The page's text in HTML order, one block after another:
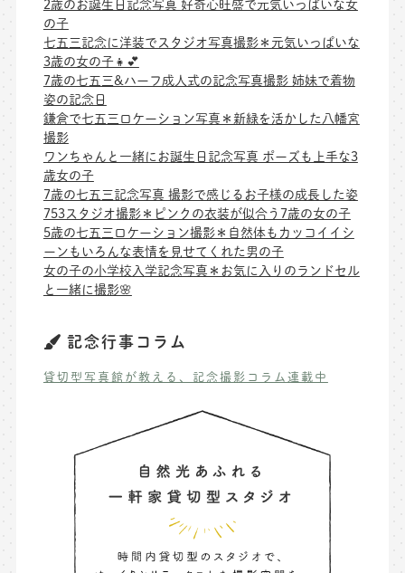
2歳のお誕生日記念写真 好奇心旺盛で元気いっぱいな女
の子
七五三記念に洋装でスタジオ写真撮影＊元気いっぱいな
3歳の女の子👧💕
7歳の七五三&ハーフ成人式の記念写真撮影 姉妹で着物
姿の記念日
鎌倉で七五三ロケーション写真＊新緑を活かした八幡宮
撮影
ワンちゃんと一緒にお誕生日記念写真 ポーズも上手な3
歳女の子
7歳の七五三記念写真 撮影で感じるお子様の成長した姿
753スタジオ撮影＊ピンクの衣装が似合う7歳の女の子
5歳の七五三ロケーション撮影＊自然体もカッコイイシ
ーンもいろんな表情を見せてくれた男の子
女の子の小学校入学記念写真＊お気に入りのランドセル
と一緒に撮影🌸
記念行事コラム
貸切型写真館が教える、記念撮影コラム連載中